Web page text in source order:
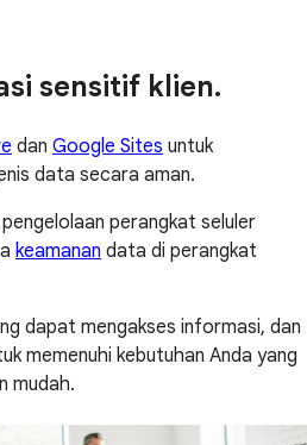
sensitif klien.
dan Google Sites untuk
data secara aman.
perangkat seluler
keamanan data di perangkat
dapat mengakses informasi, dan
memenuhi kebutuhan Anda yang
mudah.